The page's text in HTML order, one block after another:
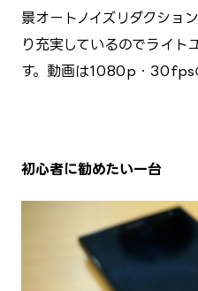
景オートノイズリダクショ
り充実しているのでライト
す。動画は1080p・30fps
初心者に勧めたい一台